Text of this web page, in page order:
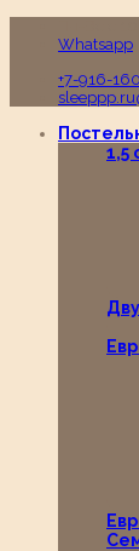
Whatsapp
+7-916-
1,5